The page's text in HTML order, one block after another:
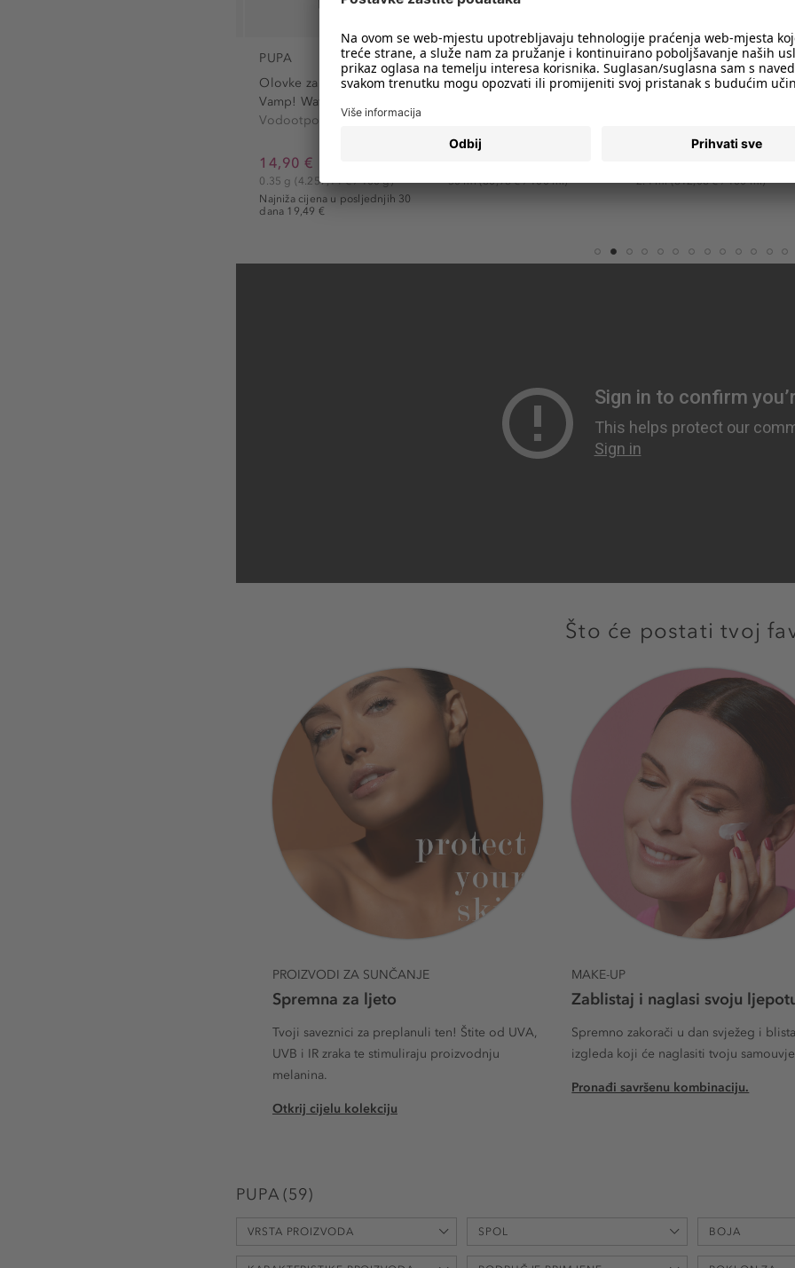
PUPA
Olovke za oči
Vodootporna olovka za oči
14,90 €
Najniža cijena u posljednjih 30
dana 19,49 €
0.35 g(4.257,14 € / 100 g)
PUPA
50 ml(80,96 € / 100 ml)
PUPA
Ruževi za usne
2.4 ml(812,08 € / 100 ml)
1 2 3 4 5 6 7 8 9 10
Što će postati tvoj
Spremna za ljeto
PROIZVODI ZA SUNČANJE
Tvoji saveznici za preplanuli ten! Štite od UVA,
UVB i IR zraka te stimuliraju proizvodnju
melanina.
Otkrij cijelu kolekciju
Zablistaj i naglasi svoju
MAKE-UP
Spremno zakorači u dan svježeg i
izgleda koji će naglasiti tvoju
Pronađi savršenu kombinaciju.
PUPA (59)
VRSTA PROIZVODA SPOL BOJA